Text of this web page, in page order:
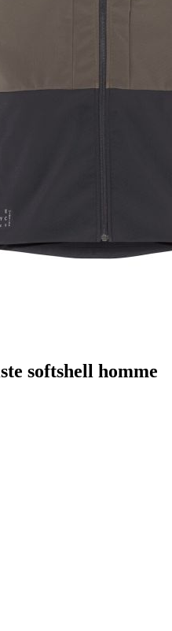
softshell homme